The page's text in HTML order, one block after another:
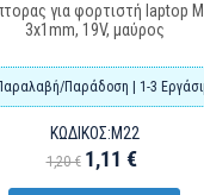
για φορτιστή laptop
3x1mm, 19V, μαύρος
Παράδοση | 1-3
ΚΩΔΙΚΌΣ:M22
1,20 € 1,11 €